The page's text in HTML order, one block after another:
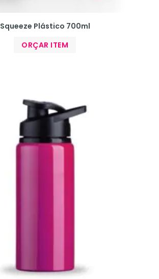
Squeeze Plástico 700ml
ORÇAR ITEM